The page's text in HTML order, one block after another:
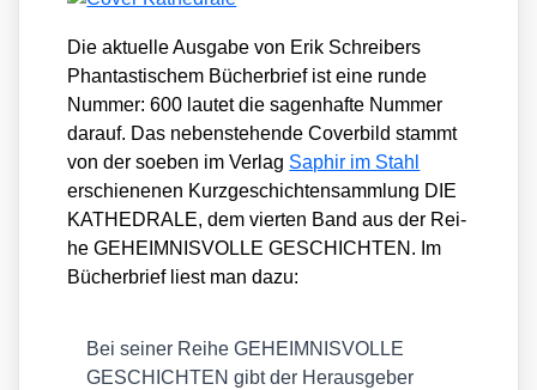
Die aktu­el­le Aus­ga­be von Erik Schrei­bers
Phan­tas­ti­schem Bücher­brief ist eine run­de
Num­mer: 600 lau­tet die sagen­haf­te Num­mer
dar­auf. Das neben­ste­hen­de Cover­bild stammt
von der soeben im Ver­lag Saphir im Stahl
erschie­ne­nen Kurz­ge­schich­ten­samm­lung DIE
KATHEDRALE, dem vier­ten Band aus der Rei­
he GEHEIMNISVOLLE GESCHICHTEN. Im
Bücher­brief liest man dazu:
Bei sei­ner Rei­he GEHEIMNISVOLLE
GESCHICHTEN gibt der Her­aus­ge­ber